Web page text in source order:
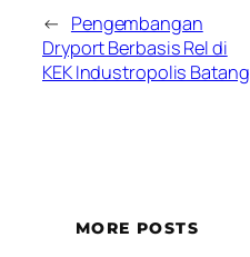
← Pengembangan
Dryport Berbasis Rel di
KEK Industropolis Batang
MORE POSTS